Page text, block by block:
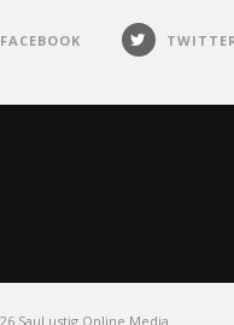
FACEBOOK
SauLustig Online Media